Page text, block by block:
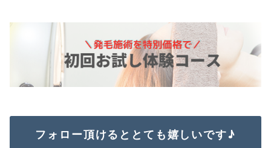
フォロー頂けるととても嬉しいです♪